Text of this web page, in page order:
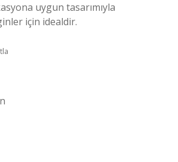
uygun tasarımıyla
için idealdir.